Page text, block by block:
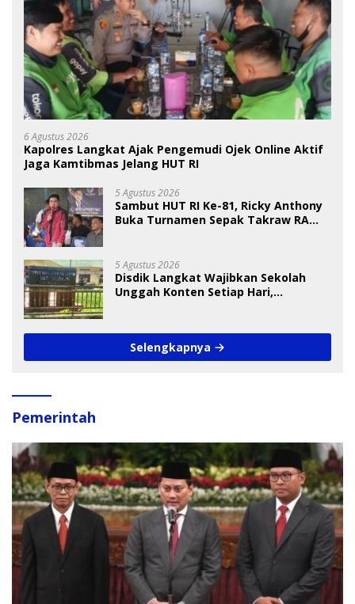
6 Agustus 2026
Kapolres Langkat Ajak Pengemudi Ojek Online Aktif
Jaga Kamtibmas Jelang HUT RI
5 Agustus 2026
Sambut HUT RI Ke-81, Ricky Anthony
Buka Turnamen Sepak Takraw RA
5 Agustus 2026
Disdik Langkat Wajibkan Sekolah
Unggah Konten Setiap Hari,
Selengkapnya
Pemerintah